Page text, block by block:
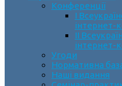
Конференції
І
інтернет-
ІІ
інтернет-
Угоди
Нормативна
Наші видання